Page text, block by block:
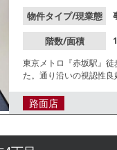
物件タイプ/現業態
階数/面積
東京メトロ『赤坂駅』
た。通り沿いの視認性良
路面店